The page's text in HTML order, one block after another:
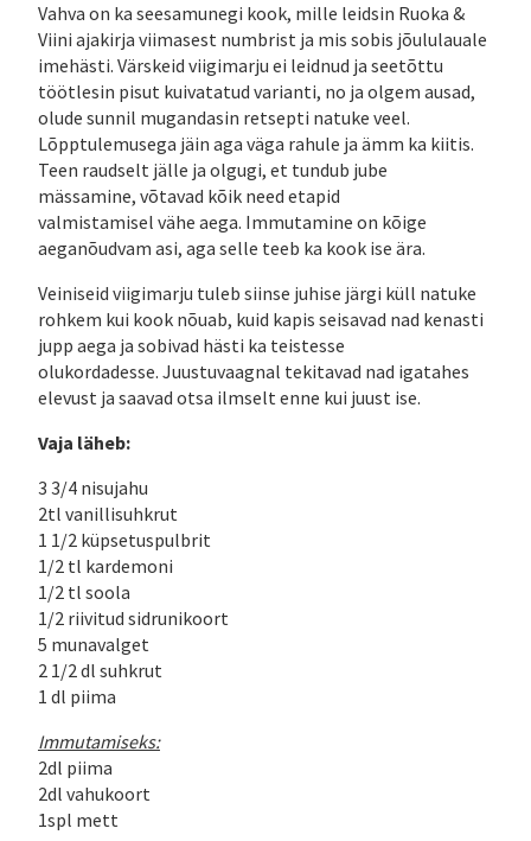
Vahva on ka seesamunegi kook, mille leidsin Ruoka &
Viini ajakirja viimasest numbrist ja mis sobis jõululauale
imehästi. Värskeid viigimarju ei leidnud ja seetõttu
töötlesin pisut kuivatatud varianti, no ja olgem ausad,
olude sunnil mugandasin retsepti natuke veel.
Lõpptulemusega jäin aga väga rahule ja ämm ka kiitis.
Teen raudselt jälle ja olgugi, et tundub jube
mässamine, võtavad kõik need etapid
valmistamisel vähe aega. Immutamine on kõige
aeganõudvam asi, aga selle teeb ka kook ise ära.
Veiniseid viigimarju tuleb siinse juhise järgi küll natuke
rohkem kui kook nõuab, kuid kapis seisavad nad kenasti
jupp aega ja sobivad hästi ka teistesse
olukordadesse. Juustuvaagnal tekitavad nad igatahes
elevust ja saavad otsa ilmselt enne kui juust ise.
Vaja läheb:
3 3/4 nisujahu
2tl vanillisuhkrut
1 1/2 küpsetuspulbrit
1/2 tl kardemoni
1/2 tl soola
1/2 riivitud sidrunikoort
5 munavalget
2 1/2 dl suhkrut
1 dl piima
Immutamiseks:
2dl piima
2dl vahukoort
1spl mett